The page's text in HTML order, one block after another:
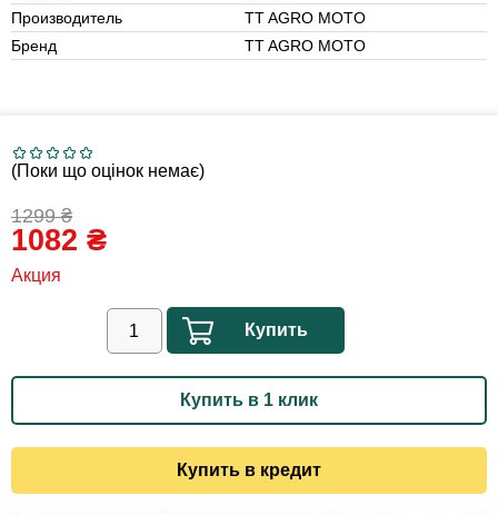
Производитель
TT AGRO MOTO
Бренд
TT AGRO MOTO
(Поки що оцінок немає)
Акция
1082 ₴
1299₴
Купить
Купить в 1 клик
Купить в кредит